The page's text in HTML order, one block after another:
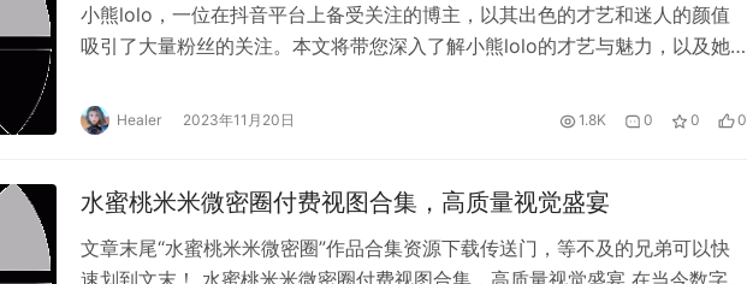
小熊lolo，一位在抖音平台上备受关注的博主，以其出色的才艺和迷人的颜值
吸引了大量粉丝的关注。本文将带您深入了解小熊lolo的才艺与魅力，以及她
传送门，更多COSER邀您一起欣赏更精彩的COSPLAY！~ 小熊lolo是一位在
抖音上备受欢迎的博主，她以其出色的才艺和迷人的颜值吸引了大量…
Healer 2023年11月20日 1.8K 0 0 0
水蜜桃米米微密圈付费视图合集，高质量视觉盛宴
文章末尾“水蜜桃米米微密圈”作品合集资源下载传送门，等不及的兄弟可以快